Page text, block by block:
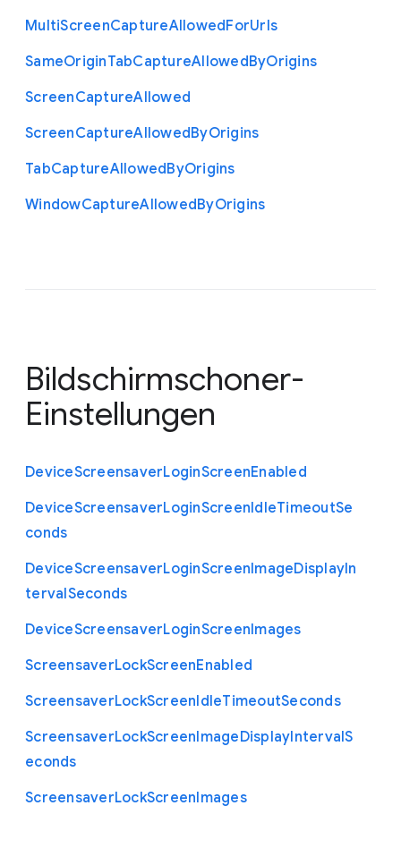
MultiScreenCaptureAllowedForUrls
SameOriginTabCaptureAllowedByOrigins
ScreenCaptureAllowed
ScreenCaptureAllowedByOrigins
TabCaptureAllowedByOrigins
WindowCaptureAllowedByOrigins
Bildschirmschoner-
Einstellungen
DeviceScreensaverLoginScreenEnabled
DeviceScreensaverLoginScreenIdleTimeoutSe
conds
DeviceScreensaverLoginScreenImageDisplayIn
tervalSeconds
DeviceScreensaverLoginScreenImages
ScreensaverLockScreenEnabled
ScreensaverLockScreenIdleTimeoutSeconds
ScreensaverLockScreenImageDisplayIntervalS
econds
ScreensaverLockScreenImages